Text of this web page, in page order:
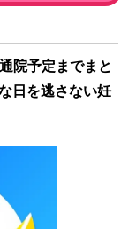
院予定までまと
日を逃さない妊